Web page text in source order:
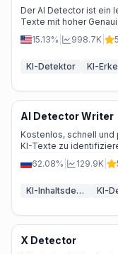
Der AI Detector ist ein
Texte mit hoher
15.13%
998.7K
KI-Detektor KI-
AI Detector Writer
Kostenlos, schnell und
KI-Texte zu
62.08%
129.9K
KI-Inhaltsdetektor KI-
X Detector